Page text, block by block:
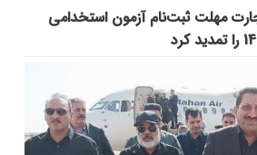
مهلت ثبت‌نام آزمون استخدامی